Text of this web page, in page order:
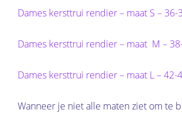
Dames kersttrui rendier – maat S – 36-
Dames kersttrui rendier – maat M –
Dames kersttrui rendier – maat L – 42-
Wanneer je niet alle maten ziet om te